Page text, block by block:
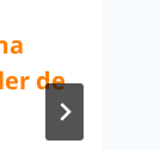
de